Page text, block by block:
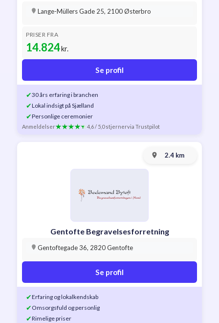
Lange-Müllers Gade 25, 2100 Østerbro
PRISER FRA
14.824kr.
Se profil
✔30 års erfaring i branchen
✔Lokal indsigt på Sjælland
✔Personlige ceremonier
Anmeldelser 4,6 / 5,0 stjernervia Trustpilot
2.4 km
Gentofte Begravelsesforretning
Gentoftegade 36, 2820 Gentofte
Se profil
✔Erfaring og lokalkendskab
✔ Omsorgsfuld og personlig
✔Rimelige priser